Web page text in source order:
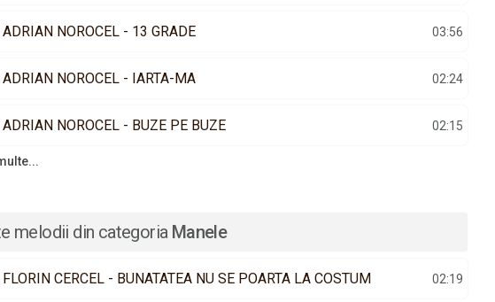
ADRIAN NOROCEL - 13 GRADE 03:56
ADRIAN NOROCEL - IARTA-MA 02:24
ADRIAN NOROCEL - BUZE PE BUZE 02:15
melodii din categoria Manele
FLORIN CERCEL - BUNATATEA NU SE POARTA LA COSTUM 02:19